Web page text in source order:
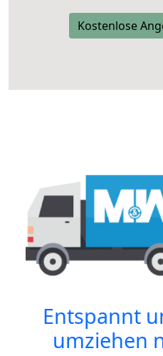
Kostenlose
Entspannt
umziehen